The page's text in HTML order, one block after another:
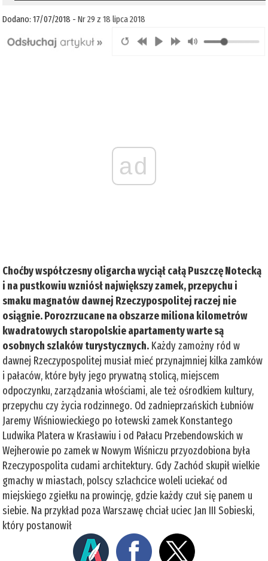
Dodano: 17/07/2018 -Nr 29 z 18 lipca 2018
ad
Choćby współczesny oligarcha wyciął całą Puszczę Notecką
i na pustkowiu wzniósł największy zamek, przepychu i
smaku magnatów dawnej Rzeczypospolitej raczej nie
osiągnie. Porozrzucane na obszarze miliona kilometrów
kwadratowych staropolskie apartamenty warte są
osobnych szlaków turystycznych. Każdy zamożny ród w
dawnej Rzeczypospolitej musiał mieć przynajmniej kilka zamków
i pałaców, które były jego prywatną stolicą, miejscem
odpoczynku, zarządzania włościami, ale też ośrodkiem kultury,
przepychu czy życia rodzinnego. Od zadnieprzańskich Łubniów
Jaremy Wiśniowieckiego po łotewski zamek Konstantego
Ludwika Platera w Krasławiu i od Pałacu Przebendowskich w
Wejherowie po zamek w Nowym Wiśniczu przyozdobiona była
Rzeczypospolita cudami architektury. Gdy Zachód skupił wielkie
gmachy w miastach, polscy szlachcice woleli uciekać od
miejskiego zgiełku na prowincję, gdzie każdy czuł się panem u
siebie. Na przykład poza Warszawę chciał uciec Jan III Sobieski,
który postanowił